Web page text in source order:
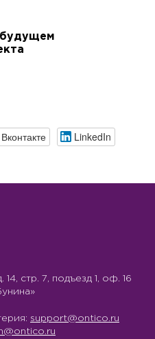
будущем
Вконтакте LinkedIn
стр. 7, подъезд 1, оф. 16
support@ontico.ru